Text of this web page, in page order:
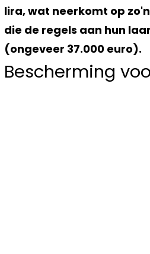
lira, wat neerkomt op zo'n
die de regels aan hun
(ongeveer 37.000 euro).
Bescherming